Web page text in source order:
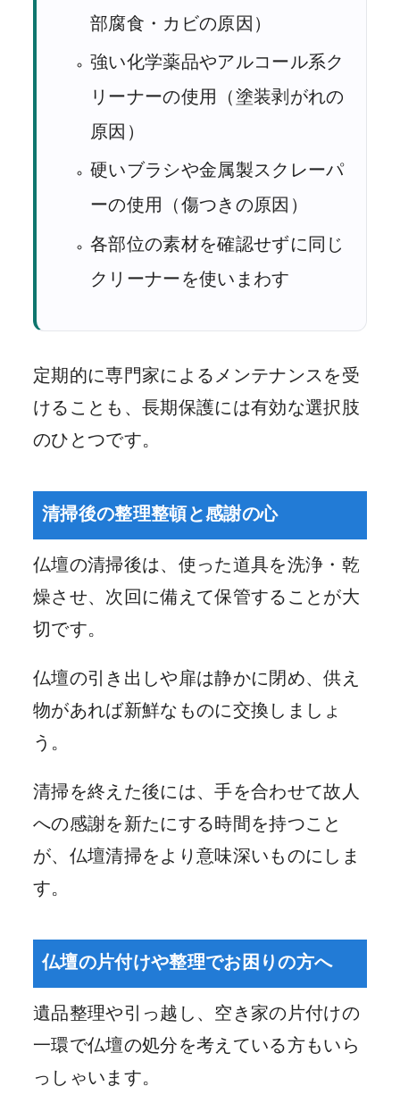
部腐食・カビの原因）
強い化学薬品やアルコール系ク
リーナーの使用（塗装剥がれの
原因）
硬いブラシや金属製スクレーパ
ーの使用（傷つきの原因）
各部位の素材を確認せずに同じ
クリーナーを使いまわす
定期的に専門家によるメンテナンスを受
けることも、長期保護には有効な選択肢
のひとつです。
清掃後の整理整頓と感謝の心
仏壇の清掃後は、使った道具を洗浄・乾
燥させ、次回に備えて保管することが大
切です。
仏壇の引き出しや扉は静かに閉め、供え
物があれば新鮮なものに交換しましょ
う。
清掃を終えた後には、手を合わせて故人
への感謝を新たにする時間を持つこと
が、仏壇清掃をより意味深いものにしま
す。
仏壇の片付けや整理でお困りの方へ
遺品整理や引っ越し、空き家の片付けの
一環で仏壇の処分を考えている方もいら
っしゃいます。